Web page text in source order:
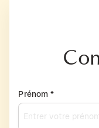
Prénom *